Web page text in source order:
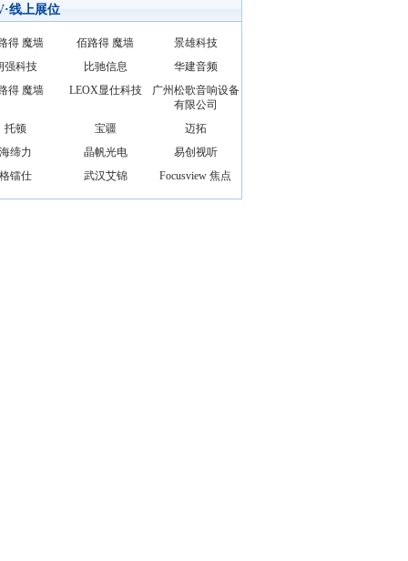
线上展位
得 魔墙 佰路得 魔墙
景雄科技
强科技
比驰信息
华建音频
得 魔墙
LEOX显仕科技
广州松歌音响设备
有限公司
托顿
宝疆
迈拓
海缔力
晶帆光电
易创视听
格镭仕
武汉艾锦 Focusview 焦点